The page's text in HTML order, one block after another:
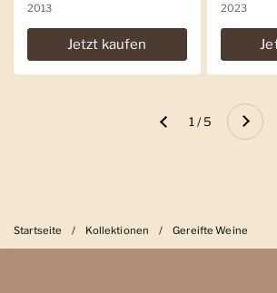
2013
Jetzt kaufen
2023
Zurück 1 / 5 Weiter
Startseite / Kollektionen / Gereifte Weine